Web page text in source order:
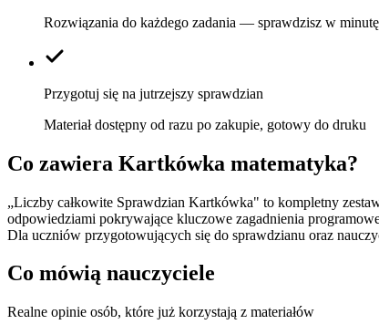
Rozwiązania do każdego zadania — sprawdzisz w minutę
Przygotuj się na jutrzejszy sprawdzian
Materiał dostępny od razu po zakupie, gotowy do druku
Co zawiera Kartkówka matematyka?
„Liczby całkowite Sprawdzian Kartkówka" to kompletny
odpowiedziami pokrywające kluczowe zagadnienia
Dla uczniów przygotowujących się do sprawdzianu oraz
Co mówią nauczyciele
Realne opinie osób, które już korzystają z materiałów